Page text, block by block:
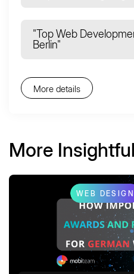
"Top Web
Berlin"
More details
More
WEB DESIGN